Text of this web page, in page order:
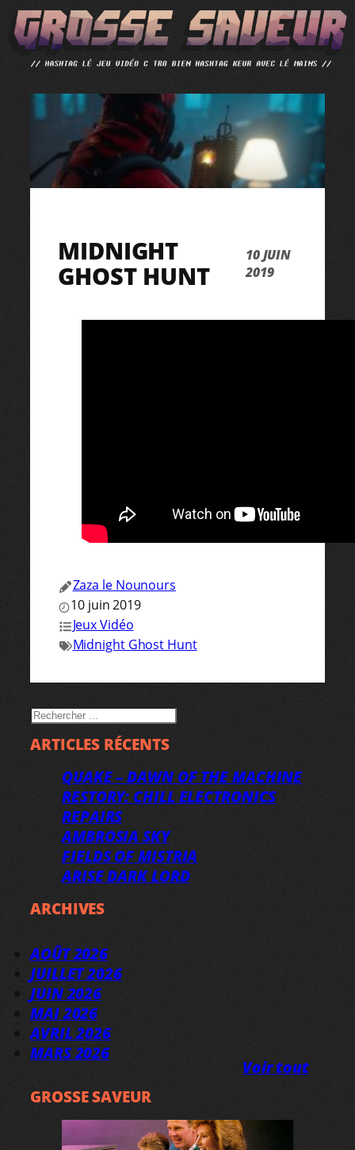
ALLER
AU
CONTENU
MIDNIGHT
GHOST HUNT
10 JUIN
2019
Zaza le Nounours
10 juin 2019
Jeux Vidéo
Midnight Ghost Hunt
RECHERCHER
ARTICLES RÉCENTS
QUAKE – DAWN OF THE MACHINE
RESTORY: CHILL ELECTRONICS
REPAIRS
AMBROSIA SKY
FIELDS OF MISTRIA
ARISE DARK LORD
ARCHIVES
AOÛT 2026
JUILLET 2026
JUIN 2026
MAI 2026
AVRIL 2026
MARS 2026
Voir tout
GROSSE SAVEUR